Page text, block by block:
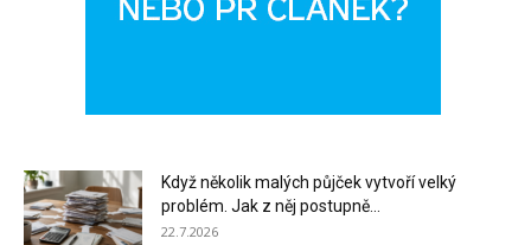
Když několik malých půjček vytvoří velký
problém. Jak z něj postupně...
22.7.2026